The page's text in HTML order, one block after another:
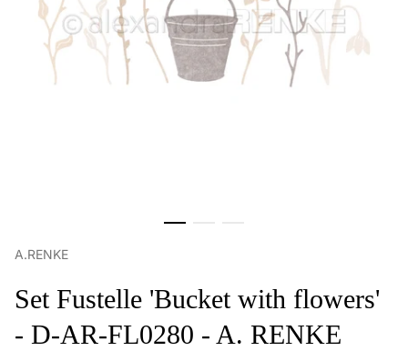
A.RENKE
Set Fustelle 'Bucket with flowers'
- D-AR-FL0280 - A. RENKE